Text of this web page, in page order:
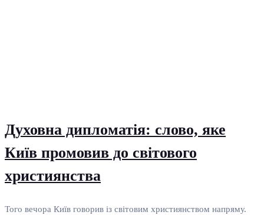
Духовна дипломатія: слово, яке
Київ промовив до світового
християнства
Того вечора Київ говорив із світовим християнством напряму.